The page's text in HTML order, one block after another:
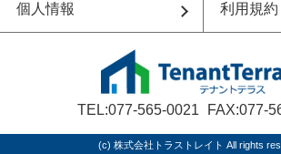
個人情報 利用規約
TEL:077-565-0021 FAX:077-
(c) 株式会社トラストレイト All rights